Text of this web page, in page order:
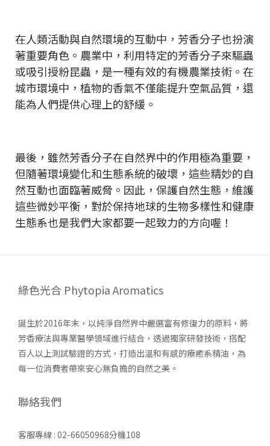
在人類活動與自然環境的互動中，芳香分子也扮演
著重要角色。農業中，利用特定的芳香分子來驅蟲
或吸引授粉昆蟲，是一種有效的有機農業技術。在
城市環境中，植物的香氣不僅能提升空氣品質，還
能為人們提供心理上的舒緩。
最後，雖然芳香分子在自然界中的作用極為重要，
但隨著環境變化和生態系統的破壞，這些精妙的自
然互動也面臨著威脅。因此，保護自然生態，維護
這些微妙平衡，對於保持地球的生物多樣性和健康
生態系也是我們大家都要一起致力的方向喔！
綠色光合 Phytopia Aromatics
誕生於2016年末，以純淨自然界中嚴選富有修復力的原料，將
芳香療法與專業醫學領域進行結合，透過獨家研發技術，搭配
百人以上測試驗證的方式，打造出溫和有感的療癒系精油，為
每一位消費者帶來安心無負擔的自然之美。
聯絡我們
客服專線 : 02-66050968分機108